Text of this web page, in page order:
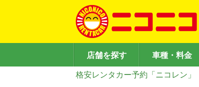
店舗を探す 車種・料金
格安レンタカー予約「ニコレン」